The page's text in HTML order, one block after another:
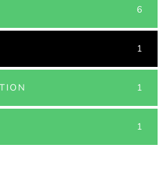
6
1
1
1